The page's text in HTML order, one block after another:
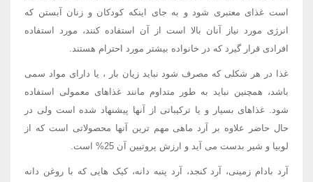
است غذای معتبری شود و به جای اینکه کودکان و زنان آبستن که
انرژی مورد نیاز آنان بالا است از آن استفاده کنند، مورد استفاده
افرادی قرار گیرد که در خانواده بیشتر مورد احترام هستند.
غذا در هر شکلی که مصرف شود نباید زیان بار ، یا دارای مواد سمی
باشد، همچنین نباید به طور متداوم مانند غذاهای معمولی استفاده
شود. غذاهای بسیار و یا ترکیباتی از آنها پیشنهاد شده است ولی در
حال حاضر علاوه بر آرد ماهی مهم ترین آنها محصولاتی است که از
لوبیا و شیر بدست می آید و ارزش پروتیین آن 25% است.
آرد بادام زمینی، آرد کنجد، آرد پنبه دانه، کیک هایی که با روغن دانه